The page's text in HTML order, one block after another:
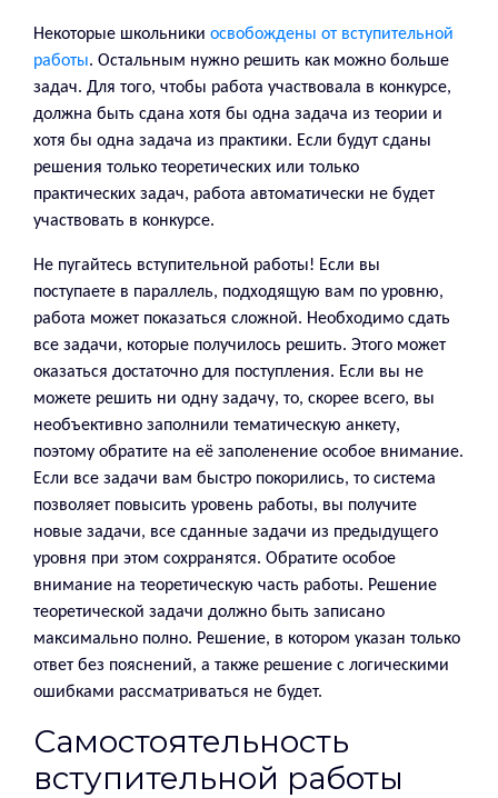
Некоторые школьники освобождены от вступительной
работы. Остальным нужно решить как можно больше
задач. Для того, чтобы работа участвовала в конкурсе,
должна быть сдана хотя бы одна задача из теории и
хотя бы одна задача из практики. Если будут сданы
решения только теоретических или только
практических задач, работа автоматически не будет
участвовать в конкурсе.
Не пугайтесь вступительной работы! Если вы
поступаете в параллель, подходящую вам по уровню,
работа может показаться сложной. Необходимо сдать
все задачи, которые получилось решить. Этого может
оказаться достаточно для поступления. Если вы не
можете решить ни одну задачу, то, скорее всего, вы
необъективно заполнили тематическую анкету,
поэтому обратите на её заполенение особое внимание.
Если все задачи вам быстро покорились, то система
позволяет повысить уровень работы, вы получите
новые задачи, все сданные задачи из предыдущего
уровня при этом сохрранятся. Обратите особое
внимание на теоретическую часть работы. Решение
теоретической задачи должно быть записано
максимально полно. Решение, в котором указан только
ответ без пояснений, а также решение с логическими
ошибками рассматриваться не будет.
Самостоятельность
вступительной работы